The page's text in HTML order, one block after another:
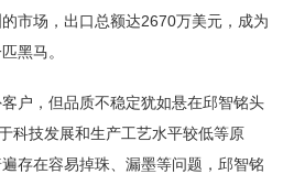
市场，出口总额达2670万美元，成为
黑马。
户，但品质不稳定犹如悬在邱智铭头
科技发展和生产工艺水平较低等原
存在容易掉珠、漏墨等问题，邱智铭